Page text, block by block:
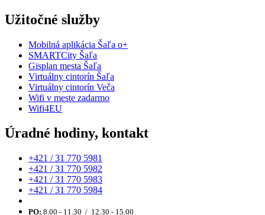
Užitočné služby
Mobilná aplikácia Šaľa o+
SMARTCity Šaľa
Gisplan mesta Šaľa
Virtuálny cintorín Šaľa
Virtuálny cintorín Veča
Wifi v meste zadarmo
Wifi4EU
Úradné hodiny, kontakt
+421 / 31 770 5981
+421 / 31 770 5982
+421 / 31 770 5983
+421 / 31 770 5984
PO: 8.00 - 11.30 / 12.30 - 15.00